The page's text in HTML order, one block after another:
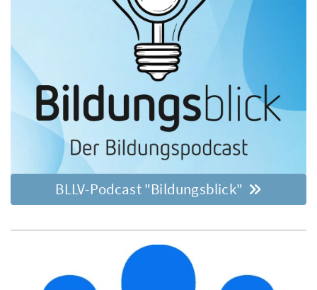
BLLV-Podcast "Bildungsblick"